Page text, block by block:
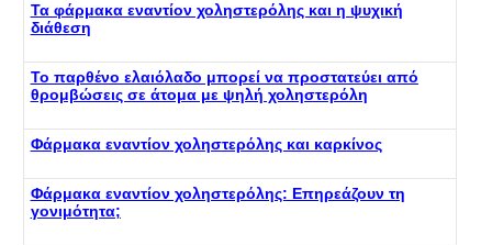
Τα φάρμακα εναντίον χοληστερόλης και η ψυχική
διάθεση
Το παρθένο ελαιόλαδο μπορεί να προστατεύει από
θρομβώσεις σε άτομα με ψηλή χοληστερόλη
Φάρμακα εναντίον χοληστερόλης και καρκίνος
Φάρμακα εναντίον χοληστερόλης: Επηρεάζουν τη
γονιμότητα;